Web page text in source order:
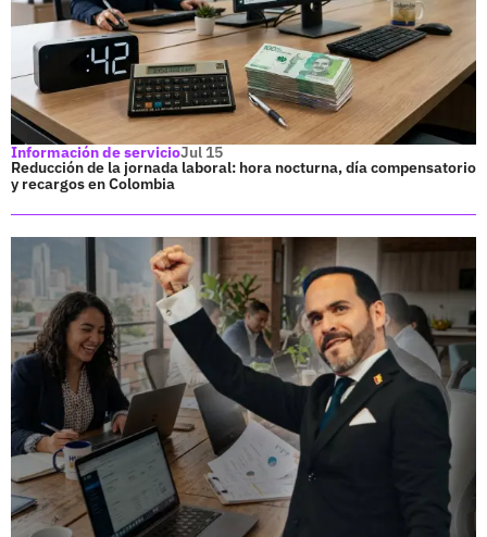
Información de servicioJul 15
Reducción de la jornada laboral: hora nocturna, día compensatorio
y recargos en Colombia